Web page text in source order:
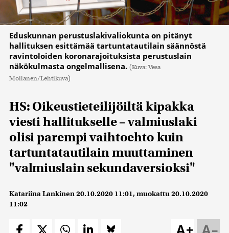
Eduskunnan perustuslakivaliokunta on pitänyt
hallituksen esittämää tartuntatautilain säännöstä
ravintoloiden koronarajoituksista perustuslain
näkökulmasta ongelmallisena. (Kuva: Vesa
Moilanen/Lehtikuva)
HS: Oikeustieteilijöiltä kipakka
viesti hallitukselle – valmiuslaki
olisi parempi vaihtoehto kuin
tartuntatautilain muuttaminen
"valmiuslain sekundaversioksi"
Katariina Lankinen20.10.2020 11:01, muokattu20.10.2020
11:02
A–
A+